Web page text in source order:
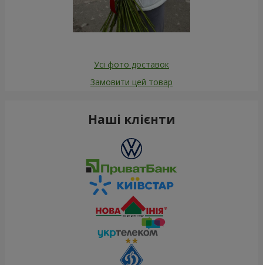
Усі фото доставок
Замовити цей товар
Наші клієнти